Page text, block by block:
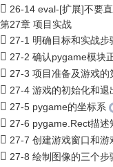
26-14 eval-[扩展]不要
第27章 项目实战
27-1 明确目标和实战步
27-2 确认pygame模块
27-3 项目准备及游戏的
27-4 游戏的初始化和退
27-5 pygame的坐标系
27-6 pygame.Rect描述
27-7 创建游戏窗口和游
27-8 绘制图像的三个步